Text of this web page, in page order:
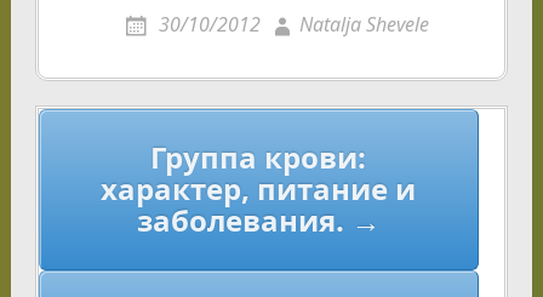
30/10/2012 Natalja Shevele
Навигация
записям
Группа крови:
характер, питание и
заболевания. →